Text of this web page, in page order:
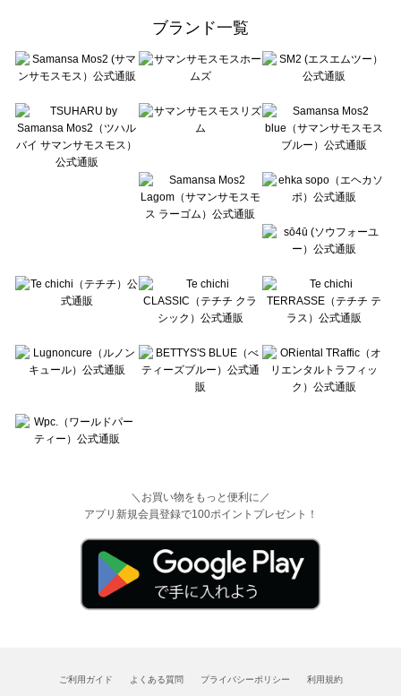
sō4ū（ソウフォーユー）のシャツ・ブラウス一覧
Te chichi（テチチ）のシャツ・ブラウス一覧
Te chichi CLASSIC（テチチ クラシック）のシャツ・ブラウス一覧
Lugnoncure（ルノンキュール）のシャツ・ブラウス一覧
BETTY'S BLUE（べティーズブルー）のシャツ・ブラウス一覧
Wpc.（ワールドパーティー）のシャツ・ブラウス一覧
ブランド一覧
＼お買い物をもっと便利に／
アプリ新規会員登録で100ポイントプレゼント！
ご利用ガイド よくある質問 プライバシーポリシー 利用規約